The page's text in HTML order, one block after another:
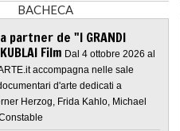
BACHECA
partner de "I GRANDI
Film Dal 4 ottobre 2026 al
accompagna nelle sale
d'arte dedicati a
Herzog, Frida Kahlo, Michael